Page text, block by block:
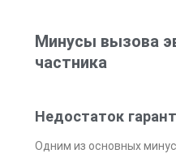
Минусы вызова
частника
Недостаток
Одним из основных